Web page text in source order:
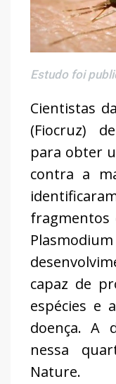
Estudo foi
Cientistas
(Fiocruz)
para obter
contra a
fragmentos
capaz de
espécies e
doença. A
nessa
Nature.